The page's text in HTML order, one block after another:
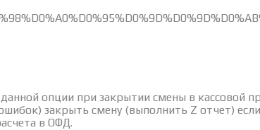
опции при закрытии смены в кассовой
закрыть смену (выполнить Z отчет)
в ОФД.